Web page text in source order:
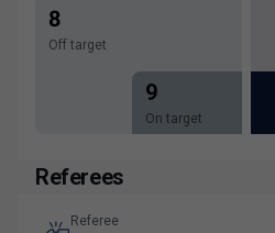
8
Off target
9
On target
Referees
Referee